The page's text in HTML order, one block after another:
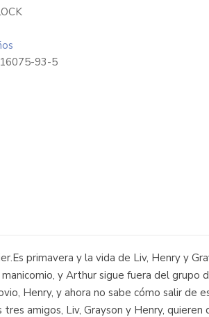
93-5
primavera y la vida de Liv, Henry y
y Arthur sigue fuera del
Henry, y ahora no sabe cómo salir de
amigos, Liv, Grayson y Henry,